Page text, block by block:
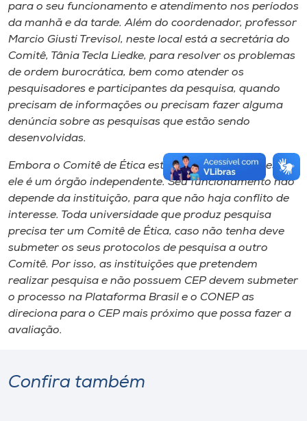
para o seu funcionamento e atendimento nos períodos
da manhã e da tarde. Além do coordenador, professor
Marcio Giusti Trevisol, neste local está a secretária do
Comitê, Tânia Tecla Liedke, para resolver os problemas
de ordem burocrática, bem como atender os
pesquisadores e participantes da pesquisa, quando
precisam de informações ou precisam fazer alguma
denúncia sobre as pesquisas que estão sendo
desenvolvidas.
Embora o Comitê de Ética esteja alocado na Unoesc,
ele é um órgão independente. Seu funcionamento não
depende da instituição, para que não haja conflito de
interesse. Toda universidade que produz pesquisa
precisa ter um Comitê de Ética, caso não tenha deve
submeter os seus protocolos de pesquisa a outro
Comitê. Por isso, as instituições que pretendem
realizar pesquisa e não possuem CEP devem submeter
o processo na Plataforma Brasil e o CONEP as
direciona para o CEP mais próximo que possa fazer a
avaliação.
Confira também